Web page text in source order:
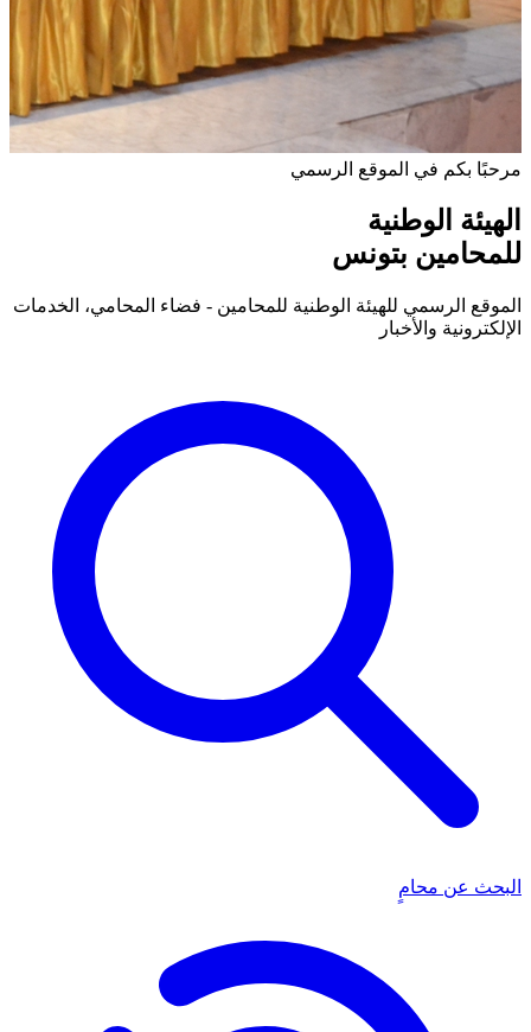
مرحبًا بكم في الموقع الرسمي
الهيئة الوطنية
للمحامين بتونس
الموقع الرسمي للهيئة الوطنية للمحامين - فضاء المحامي، الخدمات
الإلكترونية والأخبار
البحث عن محامٍ